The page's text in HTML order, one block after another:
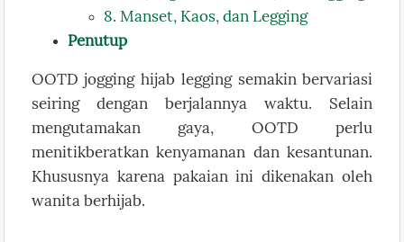
8. Manset, Kaos, dan Legging
Penutup
OOTD jogging hijab legging semakin bervariasi
seiring dengan berjalannya waktu. Selain
mengutamakan gaya, OOTD perlu
menitikberatkan kenyamanan dan kesantunan.
Khususnya karena pakaian ini dikenakan oleh
wanita berhijab.